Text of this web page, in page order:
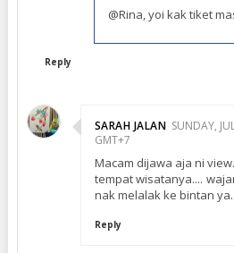
@Rina, yoi kak tiket
Reply
SARAH JALAN SUNDAY,
GMT+7
Macam dijawa aja ni
tempat wisatanya....
nak melalak ke bintan
Reply